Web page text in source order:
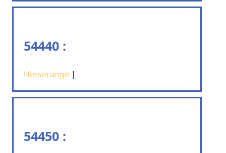
54440 :
Herserange |
54450 :